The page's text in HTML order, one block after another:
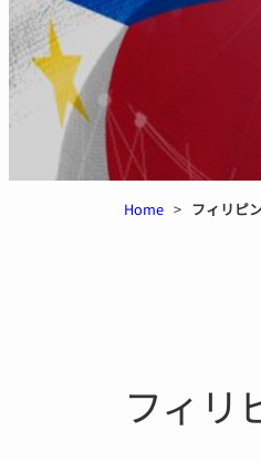
Home > フィリピ
フィリ